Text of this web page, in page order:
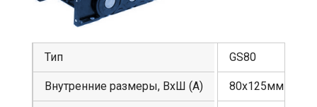
Тип
Внутренние размеры, ВхШ (А)
GS80
80х125мм